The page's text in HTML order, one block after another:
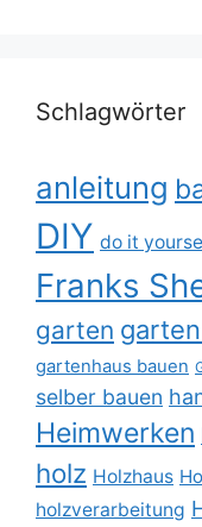
Schlagwörter
anleitung
DIY do it
Franks
garten
gartenhaus bauen
selber bauen
Heimwerken
holz Holzhaus
holzverarbeitung